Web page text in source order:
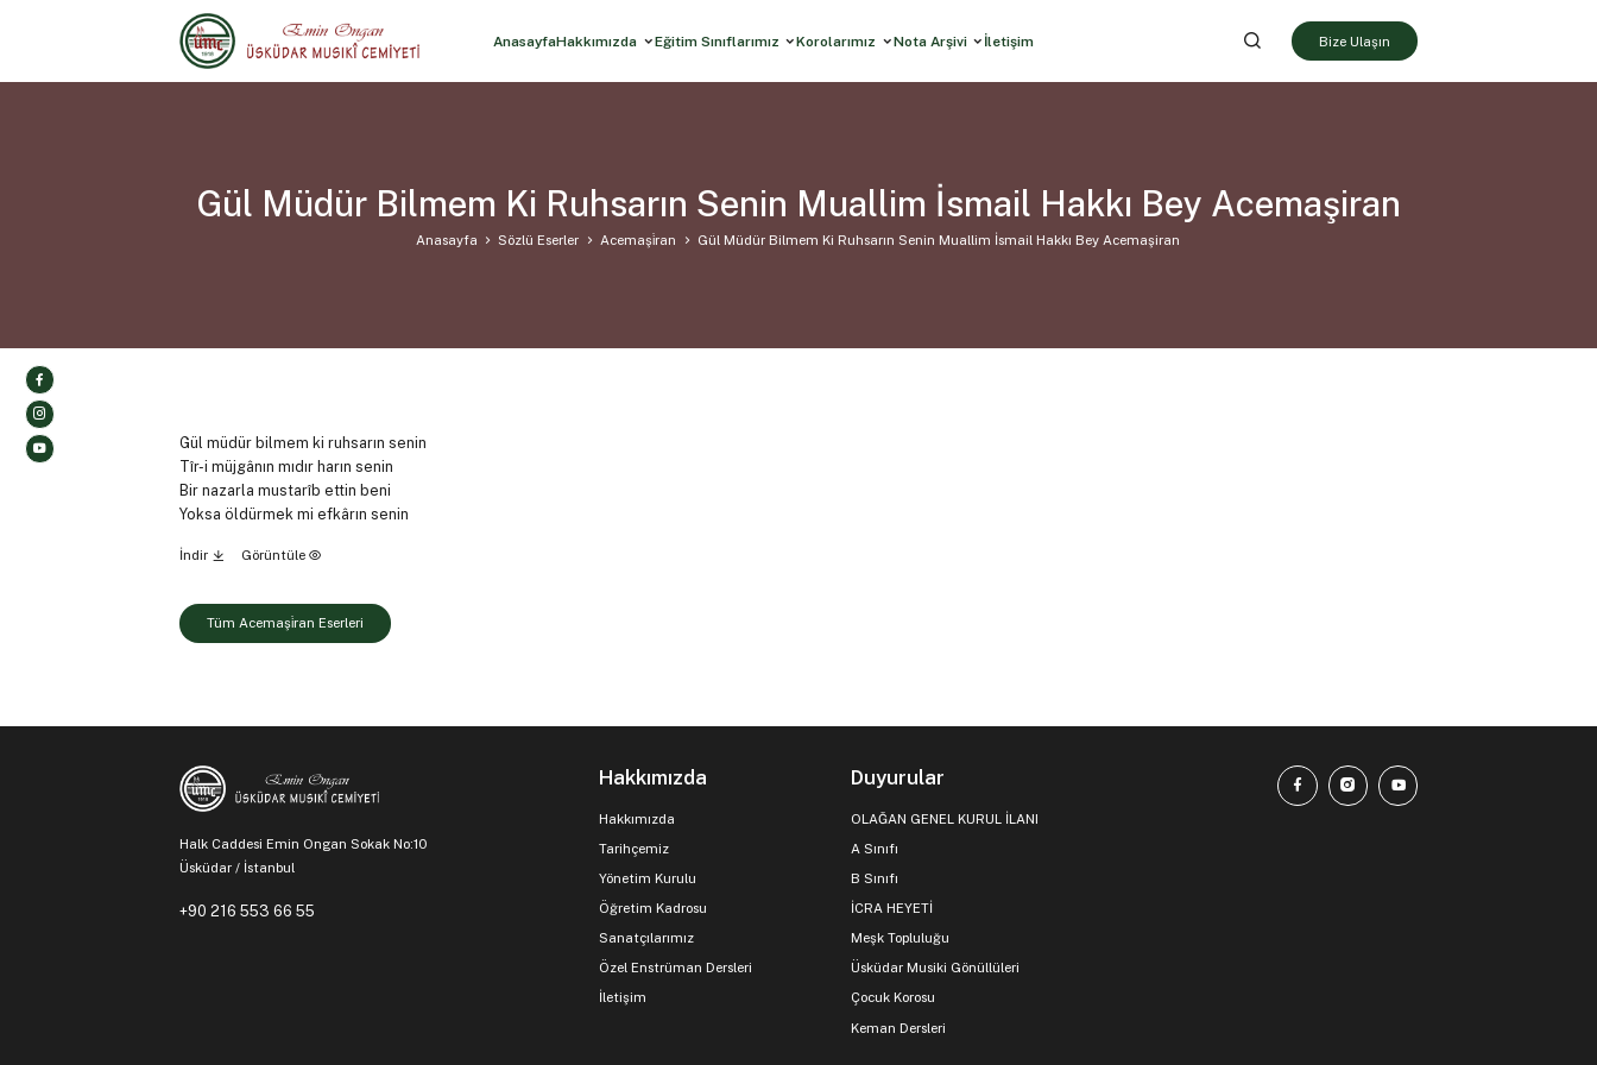
AnasayfaHakkımızda Eğitim Sınıflarımız Korolarımız Nota Arşivi İletişim Bize Ulaşın
Gül Müdür Bilmem Ki Ruhsarın Senin Muallim İsmail Hakkı Bey Acemaşiran
Anasayfa Sözlü Eserler Acemaşi̇ran Gül Müdür Bilmem Ki Ruhsarın Senin Muallim İsmail Hakkı Bey Acemaşiran
Gül müdür bilmem ki ruhsarın senin
Tîr-i müjgânın mıdır harın senin
Bir nazarla mustarîb ettin beni
Yoksa öldürmek mi efkârın senin
İndir Görüntüle
Tüm Acemaşi̇ran Eserleri
Halk Caddesi Emin Ongan Sokak No:10
Üsküdar / İstanbul
+90 216 553 66 55
Hakkımızda
Hakkımızda
Tarihçemiz
Yönetim Kurulu
Öğretim Kadrosu
Sanatçılarımız
Özel Enstrüman Dersleri
İletişim
Duyurular
OLAĞAN GENEL KURUL İLANI
A Sınıfı
B Sınıfı
İCRA HEYETİ
Meşk Topluluğu
Üsküdar Musiki Gönüllüleri
Çocuk Korosu
Keman Dersleri